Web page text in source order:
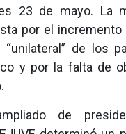
23 de mayo. La
por el incremento
de los
y por la falta de
de